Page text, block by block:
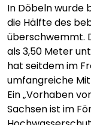
In Döbeln wurde
die Hälfte des
überschwemmt.
als 3,50 Meter
hat seitdem im
umfangreiche
Ein „Vorhaben
Sachsen ist im